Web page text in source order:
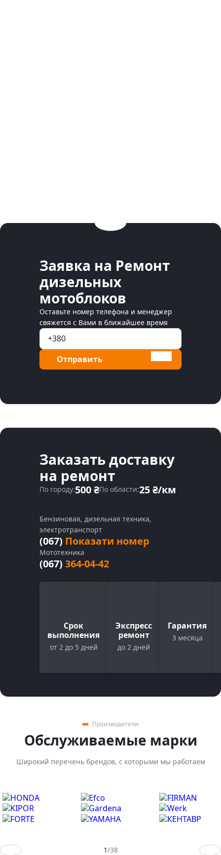
Заявка на Ремонт
дизельных
мотоблоков
Оставьте номер телефона и менеджер
свяжется с Вами в ближайшее время
Отправить
Заказать доставку
на ремонт
По городу:500 ₴По области:25 ₴/км
Бензиновая, дизельная техника,
электротранспорт
(067) Показати номер
Мототехника
(067) 364-04-42
Срок
выполнения
от 2 до 5 дней
Экспресс
ремонт
до 2 дней
Гарантия
3 месяца
Производители
Обслуживаемые марки
Широкий перечень брендов, с которыми мы работаем
Предыдущий слайд 1/38